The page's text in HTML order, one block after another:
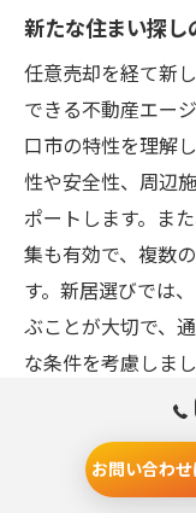
新たな住まい探し
任意売却を経て新
できる不動産エー
口市の特性を理解
性や安全性、周辺
ポートします。ま
集も有効で、複数
す。新居選びでは
ぶことが大切で、
な条件を考慮しま
い探しは、新たな
お問い合わ